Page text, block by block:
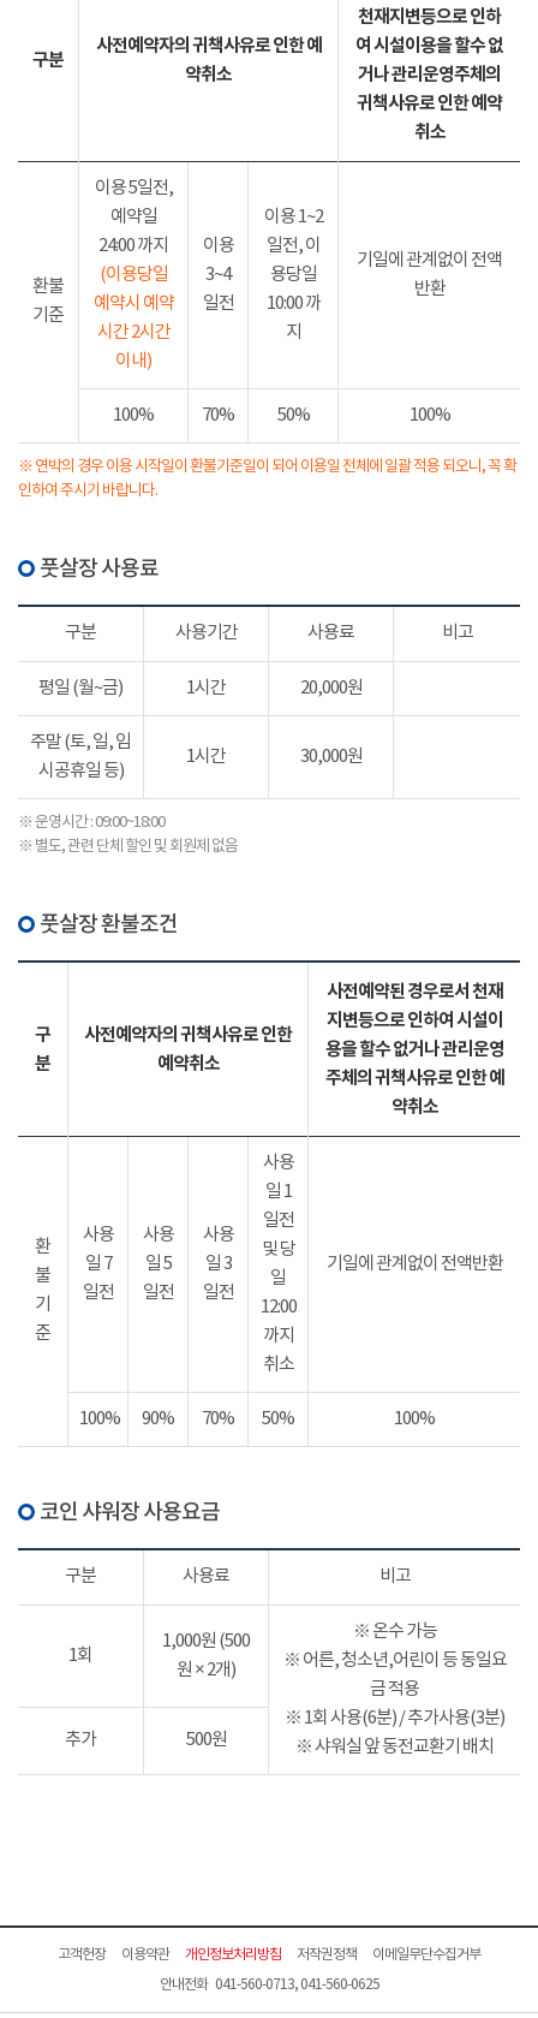
구분
사전예약자의 귀책사유로 인한 예
약취소
천재지변등으로 인하
여 시설이용을 할수 없
거나 관리운영주체의
귀책사유로 인한 예약
취소
환불
기준
이용 5일전,
예약일
24:00 까지
(이용당일
예약시 예약
시간 2시간
이내)
이용
3~4
일전
이용 1~2
일전, 이
용당일
10:00 까
지
기일에 관계없이 전액
반환
100% 70% 50% 100%
※ 연박의 경우 이용 시작일이 환불기준일이 되어 이용일 전체에 일괄 적용 되오니, 꼭 확
인하여 주시기 바랍니다.
풋살장 사용료
구분 사용기간 사용료 비고
평일 (월~금) 1시간 20,000원
주말 (토, 일, 임
시공휴일 등)
1시간 30,000원
※ 운영시간 : 09:00~18:00
※ 별도, 관련 단체 할인 및 회원제 없음
풋살장 환불조건
구
분
사전예약자의 귀책사유로 인한
예약취소
사전예약된 경우로서 천재
지변등으로 인하여 시설이
용을 할수 없거나 관리운영
주체의 귀책사유로 인한 예
약취소
환
불
기
준
사용
일 7
일전
사용
일 5
일전
사용
일 3
일전
사용
일 1
일전
및 당
일
12:00
까지
취소
기일에 관계없이 전액반환
100% 90% 70% 50% 100%
코인 샤워장 사용요금
구분 사용료 비고
1회
1,000원 (500
원 × 2개)
※ 온수 가능
※ 어른, 청소년,어린이 등 동일요
금 적용
※ 1회 사용(6분) / 추가사용(3분)
※ 샤워실 앞 동전교환기 배치
추가 500원
고객헌장 이용약관 개인정보처리방침 저작권정책
이메일무단수집거부
안내전화 041-560-0713, 041-560-0625